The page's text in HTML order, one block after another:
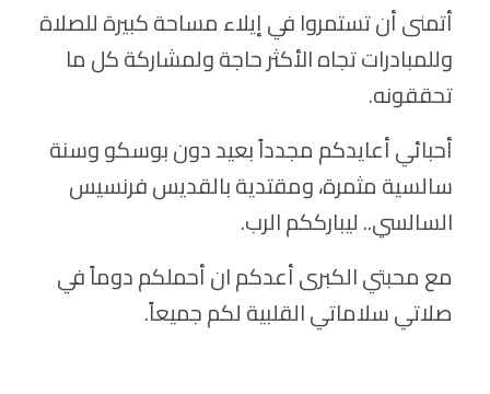
أتمنى أن تستمروا في إيلاء مساحة كبيرة للصلاة
وللمبادرات تجاه الأكثر حاجة ولمشاركة كل ما
تحققونه.
أحبائي أعايدكم مجدداً بعيد دون بوسكو وسنة
سالسية مثمرة، ومقتدية بالقديس فرنسيس
السالسي.. ليبارككم الرب.
مع محبتي الكبرى أعدكم ان أحملكم دوماً في
صلاتي سلاماتي القلبية لكم جميعاً.